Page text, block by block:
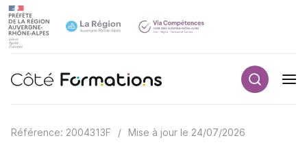
Navigation principale
Référence: 2004313F / Mise à jour le 24/07/2026